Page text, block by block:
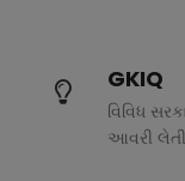
GKIQ
વિવિધ
આવરી